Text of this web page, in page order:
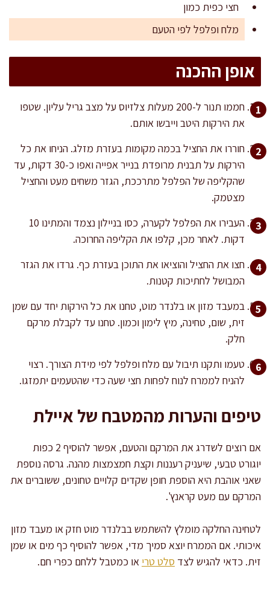
חצי כפית כמון
מלח ופלפל לפי הטעם
אופן ההכנה
חממו תנור ל-200 מעלות צלזיוס על מצב גריל עליון. שטפו
את הירקות היטב וייבשו אותם.
חוררו את החציל בכמה מקומות בעזרת מזלג. הניחו את כל
הירקות על תבנית מרופדת בנייר אפייה ואפו כ-30 דקות, עד
שהקליפה של הפלפל מתרככת, הגזר משחים מעט והחציל
מצטמק.
העבירו את הפלפל לקערה, כסו בניילון נצמד והמתינו 10
דקות. לאחר מכן, קלפו את הקליפה החרוכה.
חצו את החציל והוציאו את התוכן בעזרת כף. גרדו את הגזר
המבושל לחתיכות קטנות.
במעבד מזון או בלנדר מוט, טחנו את כל הירקות יחד עם שמן
זית, שום, טחינה, מיץ לימון וכמון. טחנו עד לקבלת מרקם
חלק.
טעמו ותקנו תיבול עם מלח ופלפל לפי מידת הצורך. רצוי
להניח לממרח לנוח לפחות חצי שעה כדי שהטעמים יתמזגו.
טיפים והערות מהמטבח של איילת
אם רוצים לשדרג את המרקם והטעם, אפשר להוסיף 2 כפות
יוגורט טבעי, שיעניק רעננות וקצת חמצמצות מהנה. גרסה נוספת
שאני אוהבת היא הוספת חופן שקדים קלויים טחונים, ששוברים את
המרקם עם מעט קראנץ'.
לטחינה החלקה מומלץ להשתמש בבלנדר מוט חזק או מעבד מזון
איכותי. אם הממרח יוצא סמיך מדי, אפשר להוסיף כף מים או שמן
זית. כדאי להגיש לצד סלט טרי או כמטבל ללחם כפרי חם.